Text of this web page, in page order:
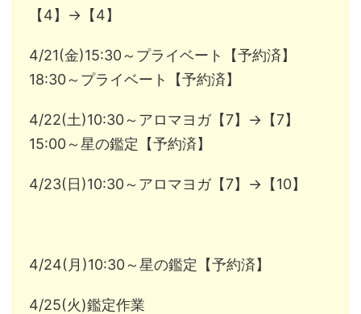
【4】→【4】
4/21(金)15:30～プライベート【予約済】
18:30～プライベート【予約済】
4/22(土)10:30～アロマヨガ【7】→【7】
15:00～星の鑑定【予約済】
4/23(日)10:30～アロマヨガ【7】→【10】
4/24(月)10:30～星の鑑定【予約済】
4/25(火)鑑定作業